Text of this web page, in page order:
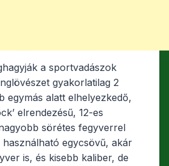
a sportvadászok
gyakorlatilag 2
egymás alatt elhelyezkedő,
elrendezésű, 12-es
sörétes fegyverrel
egycsövű, akár
is, és kisebb kaliber, de